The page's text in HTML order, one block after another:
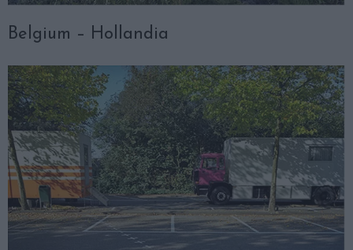
Belgium – Hollandia